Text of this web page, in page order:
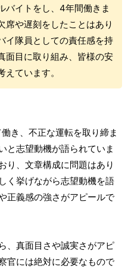
バイトをし、4年間働きま
席や遅刻をしたことはあり
イ隊員としての責任感を持
面目に取り組み、皆様の安
ています。
き、不正な運転を取り締ま
と志望動機が語られていま
り、文章構成に問題はあり
く挙げながら志望動機を語
正義感の強さがアピールで
、真面目さや誠実さがアピ
官には絶対に必要なもので